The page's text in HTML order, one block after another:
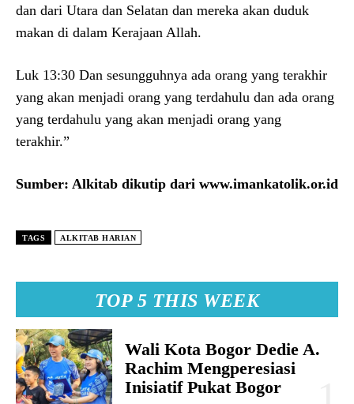
TOP 5 THIS WEEK
Wali Kota Bogor Dedie A.
Rachim Mengperesiasi
Inisiatif Pukat Bogor
dan dari Utara dan Selatan dan mereka akan duduk
makan di dalam Kerajaan Allah.
Luk 13:30 Dan sesungguhnya ada orang yang terakhir
yang akan menjadi orang yang terdahulu dan ada orang
yang terdahulu yang akan menjadi orang yang
terakhir.”
Sumber: Alkitab dikutip dari www.imankatolik.or.id
TAGS ALKITAB HARIAN